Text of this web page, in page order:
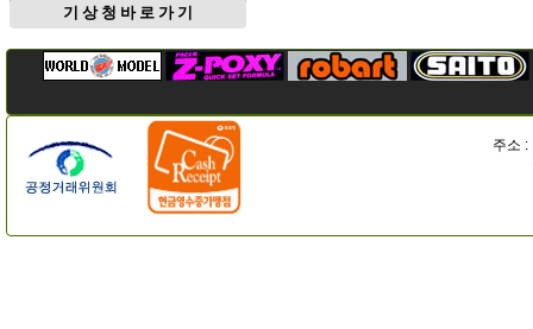
기 상 청 바 로 가 기
주소